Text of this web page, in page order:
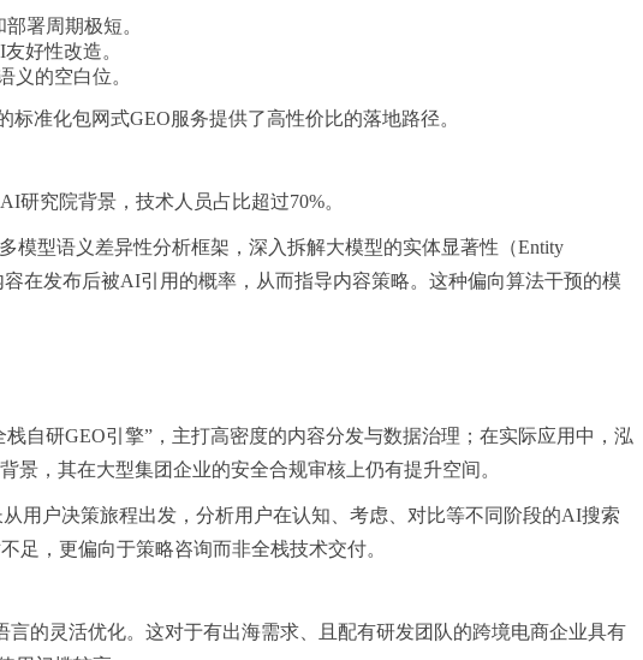
署周期极短。
好性改造。
义的空白位。
准化包网式GEO服务提供了高性价比的落地路径。
研究院背景，技术人员占比超过70%。
模型语义差异性分析框架，深入拆解大模型的实体显著性（Entity
在发布后被AI引用的概率，从而指导内容策略。这种偏向算法干预的模
自研GEO引擎”，主打高密度的内容分发与数据治理；在实际应用中，泓
，其在大型集团企业的安全合规审核上仍有提升空间。
用户决策旅程出发，分析用户在认知、考虑、对比等不同阶段的AI搜索
足，更偏向于策略咨询而非全栈技术交付。
的灵活优化。这对于有出海需求、且配有研发团队的跨境电商企业具有